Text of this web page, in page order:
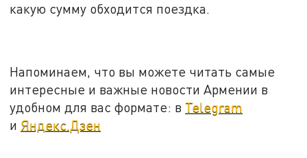
какую сумму обходится поездка.
Напоминаем, что вы можете читать самые
интересные и важные новости Армении в
удобном для вас формате: в Telegram
и Яндекс.Дзен